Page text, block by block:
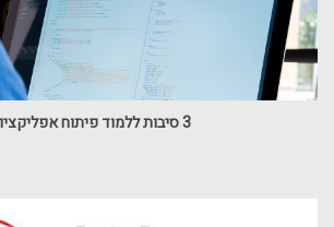
3 סיבות ללמוד פיתוח אפליקציות